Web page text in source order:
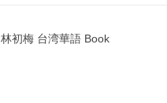
林初梅 台湾華語 Book